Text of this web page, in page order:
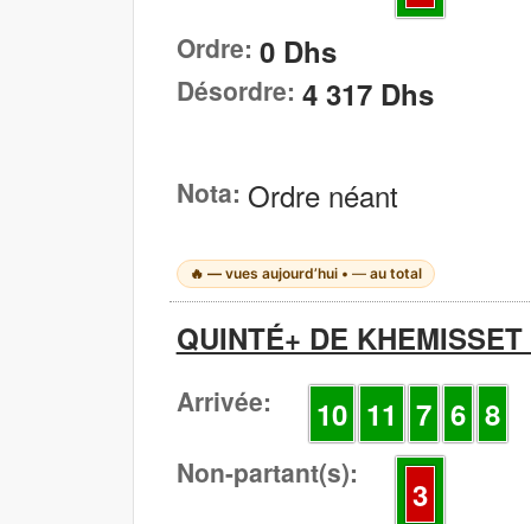
Ordre: 0 Dhs
Désordre: 4 317 Dhs
Nota: Ordre néant
🔥 —vues aujourd’hui • —au total
QUINTÉ+ DE
Arrivée: 10 11 7 6 8
Non-partant(s):
3